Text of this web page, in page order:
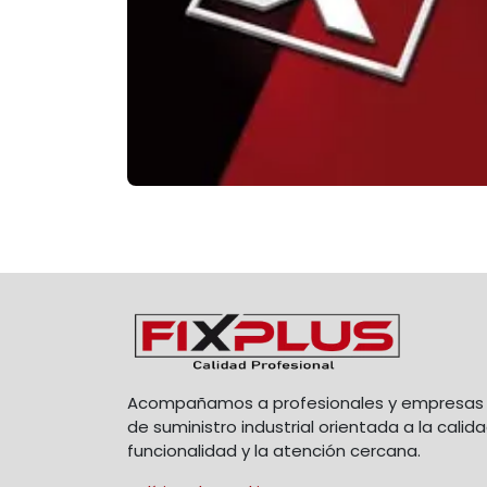
Acompañamos a profesionales y
de suministro industrial orientada a la
funcionalidad y la atención cercana.